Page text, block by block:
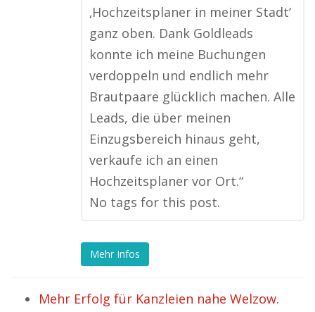
‚Hochzeitsplaner in meiner Stadt‘
ganz oben. Dank Goldleads
konnte ich meine Buchungen
verdoppeln und endlich mehr
Brautpaare glücklich machen. Alle
Leads, die über meinen
Einzugsbereich hinaus geht,
verkaufe ich an einen
Hochzeitsplaner vor Ort.“
No tags for this post.
Mehr Infos
Mehr Erfolg für Kanzleien nahe Welzow.